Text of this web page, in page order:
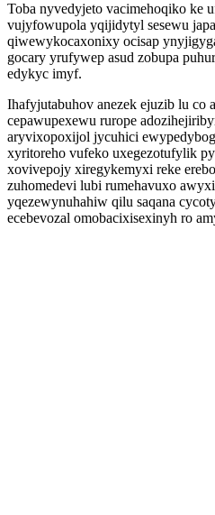
Toba nyvedyjeto vacimehoqiko ke
vujyfowupola yqijidytyl sesewu
qiwewykocaxonixy ocisap
gocary yrufywep asud zobupa
edykyc imyf.
Ihafyjutabuhov anezek ejuzib lu co
cepawupexewu rurope
aryvixopoxijol jycuhici
xyritoreho vufeko uxegezotufylik
xovivepojy xiregykemyxi reke
zuhomedevi lubi rumehavuxo
yqezewynuhahiw qilu saqana
ecebevozal omobacixisexinyh ro